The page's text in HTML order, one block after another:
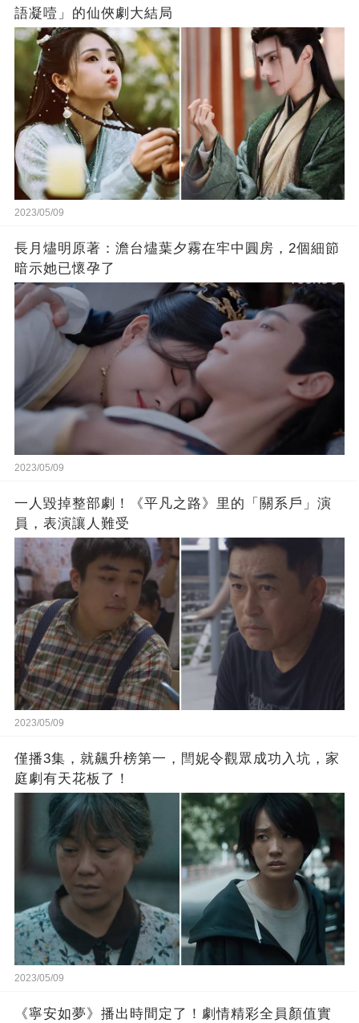
語凝噎」的仙俠劇大結局
2023/05/09
長月燼明原著：澹台燼葉夕霧在牢中圓房，2個細節
暗示她已懷孕了
2023/05/09
一人毀掉整部劇！《平凡之路》里的「關系戶」演
員，表演讓人難受
2023/05/09
僅播3集，就飆升榜第一，閆妮令觀眾成功入坑，家
庭劇有天花板了！
2023/05/09
《寧安如夢》播出時間定了！劇情精彩全員顏值實